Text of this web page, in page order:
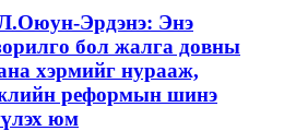
Эрдэнэ: Энэ
бол жалга довны
хэрмийг нурааж,
реформын шинэ
юм